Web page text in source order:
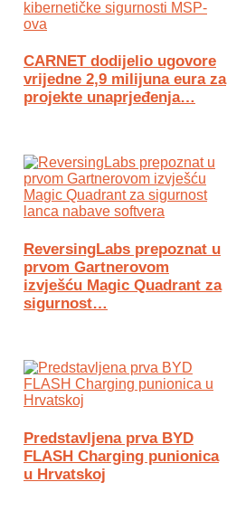
CARNET dodijelio ugovore
vrijedne 2,9 milijuna eura za
projekte unaprjeđenja…
ReversingLabs prepoznat u
prvom Gartnerovom
izvješću Magic Quadrant za
sigurnost…
Predstavljena prva BYD
FLASH Charging punionica
u Hrvatskoj